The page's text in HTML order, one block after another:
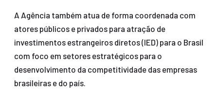
A Agência também atua de forma coordenada com
atores públicos e privados para atração de
investimentos estrangeiros diretos (IED) para o Brasil
com foco em setores estratégicos para o
desenvolvimento da competitividade das empresas
brasileiras e do país.